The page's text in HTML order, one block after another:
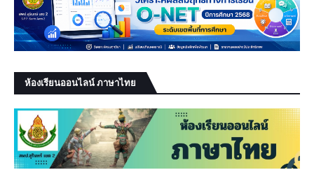
ห้องเรียนออนไลน์ ภาษาไทย